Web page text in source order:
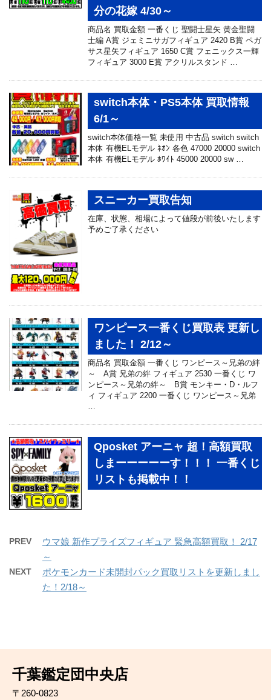
分の花嫁 4/30～
商品名 買取金額 一番くじ 聖闘士星矢 黄金聖闘
士編 A賞 ジェミニサガフィギュア 2420 B賞 ペガ
サス星矢フィギュア 1650 C賞 フェニックス一輝
フィギュア 3000 E賞 アクリルスタンド …
switch本体・PS5本体 買取情報
6/1～
switch本体価格一覧 未使用 中古品 switch switch
本体 有機ELモデル ﾈｵﾝ 各色 47000 20000 switch
本体 有機ELモデル ﾎﾜｲﾄ 45000 20000 sw …
スニーカー買取告知
在庫、状態、相場によって値段が前後いたします
予めご了承ください
ワンピース一番くじ買取表 更新し
ました！ 2/12～
商品名 買取金額 一番くじ ワンピース～兄弟の絆
～ A賞 兄弟の絆 フィギュア 2530 一番くじ ワ
ンピース～兄弟の絆～ B賞 モンキー・D・ルフ
ィ フィギュア 2200 一番くじ ワンピース～兄弟
…
Qposket アーニャ 超！高額買取
しまーーーーーす！！！ 一番くじ
リストも掲載中！！
PREV
ウマ娘 新作プライズフィギュア 緊急高額買取！ 2/17
～
NEXT
ポケモンカード未開封パック買取リストを更新しまし
た！2/18～
千葉鑑定団中央店
〒260-0823